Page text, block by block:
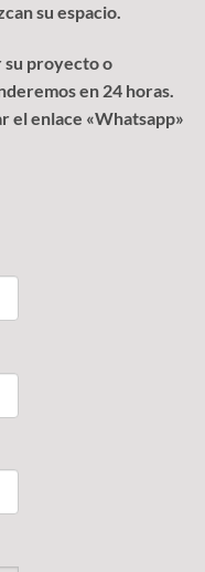
su espacio.
su proyecto o
en 24 horas.
el enlace «Whatsapp»